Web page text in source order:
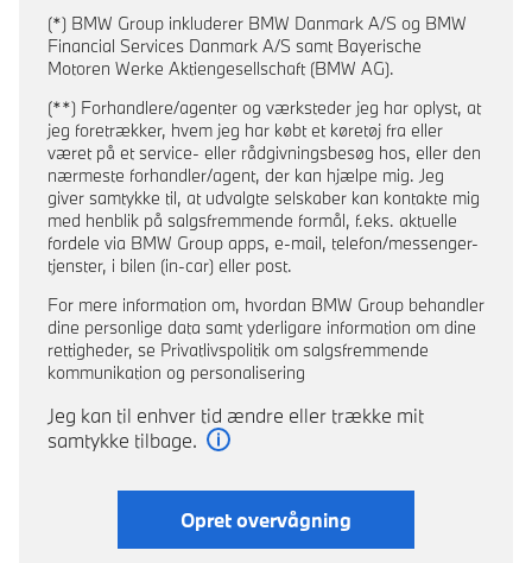
(*) BMW Group inkluderer BMW Danmark A/S og BMW
Financial Services Danmark A/S samt Bayerische
Motoren Werke Aktiengesellschaft (BMW AG).
(**) Forhandlere/agenter og værksteder jeg har oplyst, at
jeg foretrækker, hvem jeg har købt et køretøj fra eller
været på et service- eller rådgivningsbesøg hos, eller den
nærmeste forhandler/agent, der kan hjælpe mig. Jeg
giver samtykke til, at udvalgte selskaber kan kontakte mig
med henblik på salgsfremmende formål, f.eks. aktuelle
fordele via BMW Group apps, e-mail, telefon/messenger-
tjenster, i bilen (in-car) eller post.
For mere information om, hvordan BMW Group behandler
dine personlige data samt yderligare information om dine
rettigheder, se Privatlivspolitik om salgsfremmende
kommunikation og personalisering
Jeg kan til enhver tid ændre eller trække mit
samtykke tilbage.
Opret overvågning